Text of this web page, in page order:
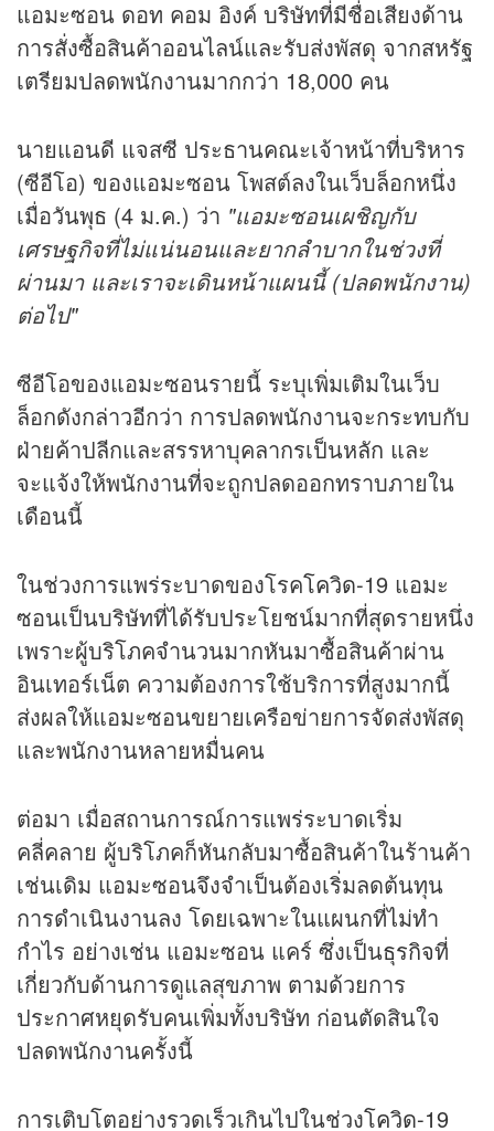
แอมะซอน ดอท คอม อิงค์ บริษัทที่มีชื่อเสียงด้าน
การสั่งซื้อสินค้าออนไลน์และรับส่งพัสดุ จากสหรัฐ
เตรียมปลดพนักงานมากกว่า 18,000 คน
นายแอนดี แจสซี ประธานคณะเจ้าหน้าที่บริหาร
(ซีอีโอ) ของแอมะซอน โพสต์ลงในเว็บล็อกหนึ่ง
เมื่อวันพุธ (4 ม.ค.) ว่า "แอมะซอนเผชิญกับ
เศรษฐกิจที่ไม่แน่นอนและยากลำบากในช่วงที่
ผ่านมา และเราจะเดินหน้าแผนนี้ (ปลดพนักงาน)
ต่อไป"
ซีอีโอของแอมะซอนรายนี้ ระบุเพิ่มเติมในเว็บ
ล็อกดังกล่าวอีกว่า การปลดพนักงานจะกระทบกับ
ฝ่ายค้าปลีกและสรรหาบุคลากรเป็นหลัก และ
จะแจ้งให้พนักงานที่จะถูกปลดออกทราบภายใน
เดือนนี้
ในช่วงการแพร่ระบาดของโรคโควิด-19 แอมะ
ซอนเป็นบริษัทที่ได้รับประโยชน์มากที่สุดรายหนึ่ง
เพราะผู้บริโภคจำนวนมากหันมาซื้อสินค้าผ่าน
อินเทอร์เน็ต ความต้องการใช้บริการที่สูงมากนี้
ส่งผลให้แอมะซอนขยายเครือข่ายการจัดส่งพัสดุ
และพนักงานหลายหมื่นคน
ต่อมา เมื่อสถานการณ์การแพร่ระบาดเริ่ม
คลี่คลาย ผู้บริโภคก็หันกลับมาซื้อสินค้าในร้านค้า
เช่นเดิม แอมะซอนจึงจำเป็นต้องเริ่มลดต้นทุน
การดำเนินงานลง โดยเฉพาะในแผนกที่ไม่ทำ
กำไร อย่างเช่น แอมะซอน แคร์ ซึ่งเป็นธุรกิจที่
เกี่ยวกับด้านการดูแลสุขภาพ ตามด้วยการ
ประกาศหยุดรับคนเพิ่มทั้งบริษัท ก่อนตัดสินใจ
ปลดพนักงานครั้งนี้
การเติบโตอย่างรวดเร็วเกินไปในช่วงโควิด-19